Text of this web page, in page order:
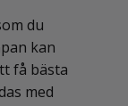
du
kan
få bästa
med